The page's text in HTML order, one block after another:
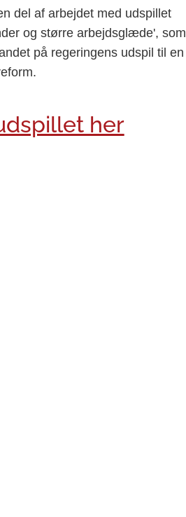
del af arbejdet med udspillet
og større arbejdsglæde', som
på regeringens udspil til en
her